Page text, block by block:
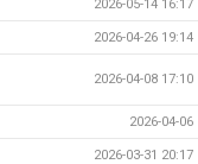
2026-05-14 16:17
2026-04-26 19:14
2026-04-08 17:10
2026-04-06
2026-03-31 20:17